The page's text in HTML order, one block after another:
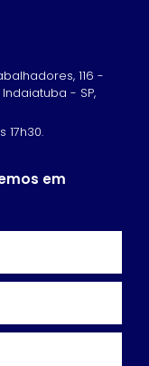
116 -
- SP,
17h30.
em